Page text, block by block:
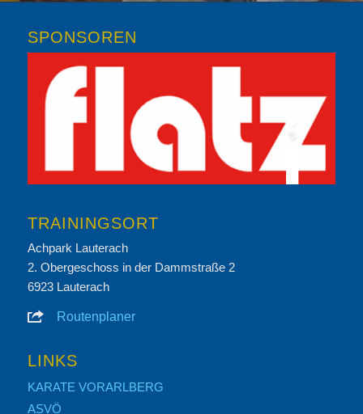
SPONSOREN
TRAININGSORT
Achpark Lauterach
2. Obergeschoss in der Dammstraße 2
6923 Lauterach
Routenplaner
LINKS
KARATE VORARLBERG
ASVÖ